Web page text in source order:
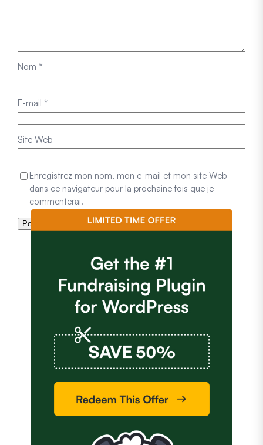
Nom *
E-mail *
Site Web
Enregistrez mon nom, mon e-mail et mon site Web
dans ce navigateur pour la prochaine fois que je
commenterai.